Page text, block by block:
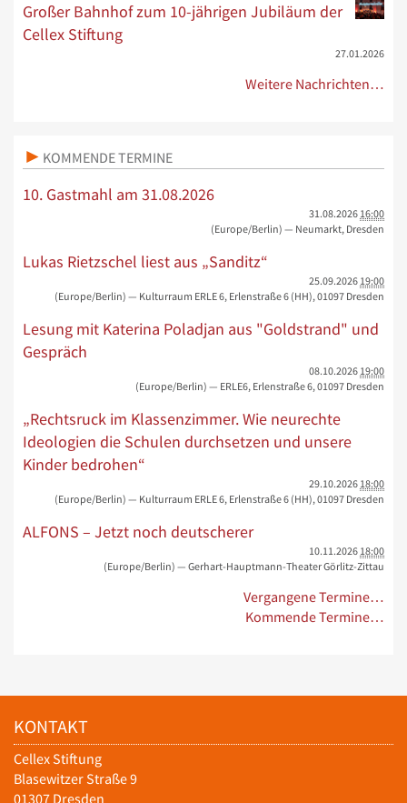
Großer Bahnhof zum 10-jährigen Jubiläum der
Cellex Stiftung
27.01.2026
Weitere Nachrichten…
KOMMENDE TERMINE
10. Gastmahl am 31.08.2026
31.08.2026 16:00
(Europe/Berlin) — Neumarkt, Dresden
Lukas Rietzschel liest aus „Sanditz“
25.09.2026 19:00
(Europe/Berlin) — Kulturraum ERLE 6, Erlenstraße 6 (HH), 01097 Dresden
Lesung mit Katerina Poladjan aus "Goldstrand" und
Gespräch
08.10.2026 19:00
(Europe/Berlin) — ERLE6, Erlenstraße 6, 01097 Dresden
„Rechtsruck im Klassenzimmer. Wie neurechte
Ideologien die Schulen durchsetzen und unsere
Kinder bedrohen“
29.10.2026 18:00
(Europe/Berlin) — Kulturraum ERLE 6, Erlenstraße 6 (HH), 01097 Dresden
ALFONS – Jetzt noch deutscherer
10.11.2026 18:00
(Europe/Berlin) — Gerhart-Hauptmann-Theater Görlitz-Zittau
Vergangene Termine…
Kommende Termine…
KONTAKT
Cellex Stiftung
Blasewitzer Straße 9
01307 Dresden